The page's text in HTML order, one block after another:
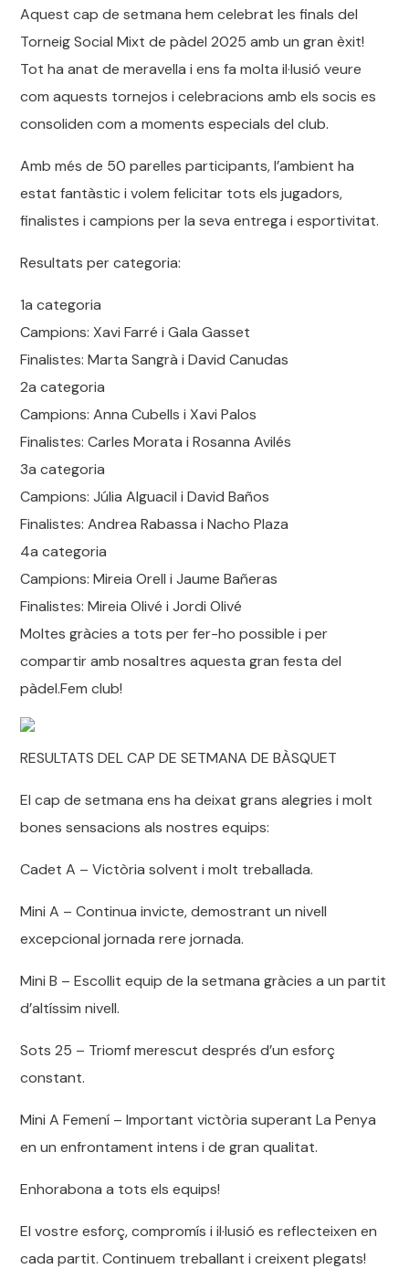
Aquest cap de setmana hem celebrat les finals del
Torneig Social Mixt de pàdel 2025 amb un gran èxit!
Tot ha anat de meravella i ens fa molta il·lusió veure
com aquests tornejos i celebracions amb els socis es
consoliden com a moments especials del club.
Amb més de 50 parelles participants, l’ambient ha
estat fantàstic i volem felicitar tots els jugadors,
finalistes i campions per la seva entrega i esportivitat.
Resultats per categoria:
1a categoria
Campions: Xavi Farré i Gala Gasset
Finalistes: Marta Sangrà i David Canudas
2a categoria
Campions: Anna Cubells i Xavi Palos
Finalistes: Carles Morata i Rosanna Avilés
3a categoria
Campions: Júlia Alguacil i David Baños
Finalistes: Andrea Rabassa i Nacho Plaza
4a categoria
Campions: Mireia Orell i Jaume Bañeras
Finalistes: Mireia Olivé i Jordi Olivé
Moltes gràcies a tots per fer-ho possible i per
compartir amb nosaltres aquesta gran festa del
pàdel.Fem club!
RESULTATS DEL CAP DE SETMANA DE BÀSQUET
El cap de setmana ens ha deixat grans alegries i molt
bones sensacions als nostres equips:
Cadet A – Victòria solvent i molt treballada.
Mini A – Continua invicte, demostrant un nivell
excepcional jornada rere jornada.
Mini B – Escollit equip de la setmana gràcies a un partit
d’altíssim nivell.
Sots 25 – Triomf merescut després d’un esforç
constant.
Mini A Femení – Important victòria superant La Penya
en un enfrontament intens i de gran qualitat.
Enhorabona a tots els equips!
El vostre esforç, compromís i il·lusió es reflecteixen en
cada partit. Continuem treballant i creixent plegats!